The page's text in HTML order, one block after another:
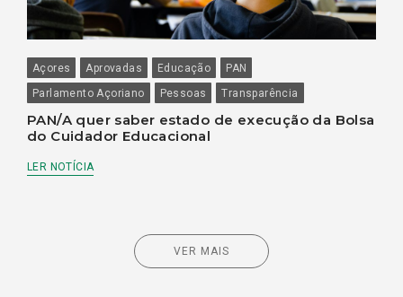
Açores Aprovadas Educação
PAN
Parlamento Açoriano
Pessoas Transparência
PAN/A quer saber estado de execução da Bolsa
do Cuidador Educacional
LER NOTÍCIA
VER MAIS